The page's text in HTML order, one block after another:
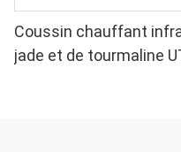
Coussin chauffant
jade et de tourmaline